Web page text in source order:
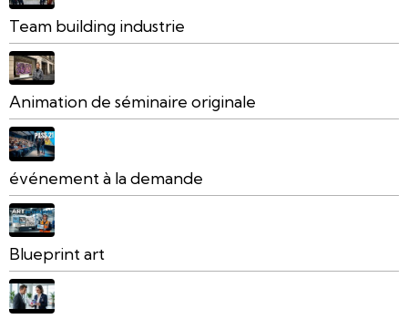
Team building industrie
Animation de séminaire originale
événement à la demande
Blueprint art